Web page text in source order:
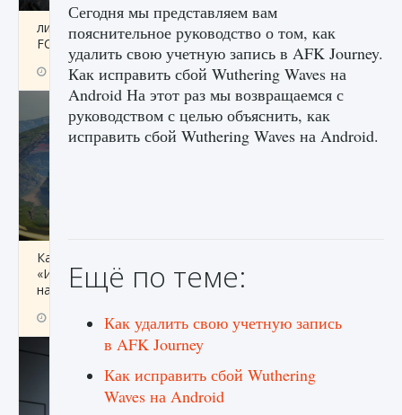
лицензии, лиги, команды и стадионы в EA
FC 25
9 августа 2024 2 395 0 2
Как исправить ошибку Palworld EPalworld
«Идет сохранение мира — Невозможно
начать сохранение данных мира»
9 августа 2024
Сегодня мы представляем вам
пояснительное руководство о том, как
удалить свою учетную запись в AFK Journey.
Как исправить сбой Wuthering Waves на
Android На этот раз мы возвращаемся с
руководством с целью объяснить, как
исправить сбой Wuthering Waves на Android.
Ещё по теме:
Как удалить свою учетную запись
в AFK Journey
Как исправить сбой Wuthering
Waves на Android